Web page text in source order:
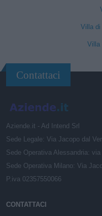
Villa di
Villa
Contattaci
Aziende.it - Ad Intend Srl
Sede Legale: Via Jacopo dal
Sede Operativa Alessandria:
Sede Operativa Milano: Via
P.iva 02357550066
CONTATTACI